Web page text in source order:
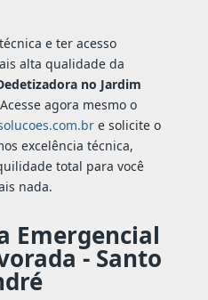
e ter acesso
alta qualidade da
no Jardim
agora mesmo o
e solicite o
excelência técnica,
total para você
nada.
Emergencial
- Santo